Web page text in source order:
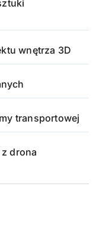
wnętrza 3D
transportowej
drona